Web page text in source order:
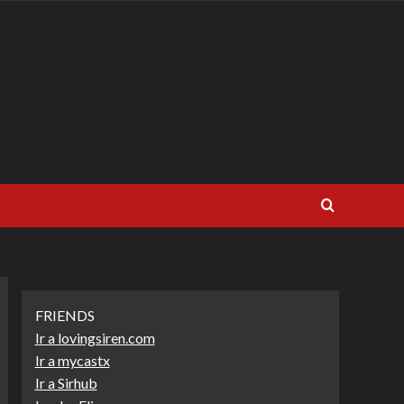
FRIENDS
Ir a lovingsiren.com
Ir a mycastx
Ir a Sirhub